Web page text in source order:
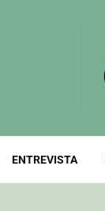
ENTREVISTA